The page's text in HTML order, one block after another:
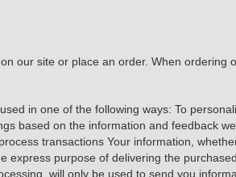
our site or place an order. When
in one of the following ways: To
based on the information and feedback
transactions Your information,
express purpose of delivering the
will only be used to send you